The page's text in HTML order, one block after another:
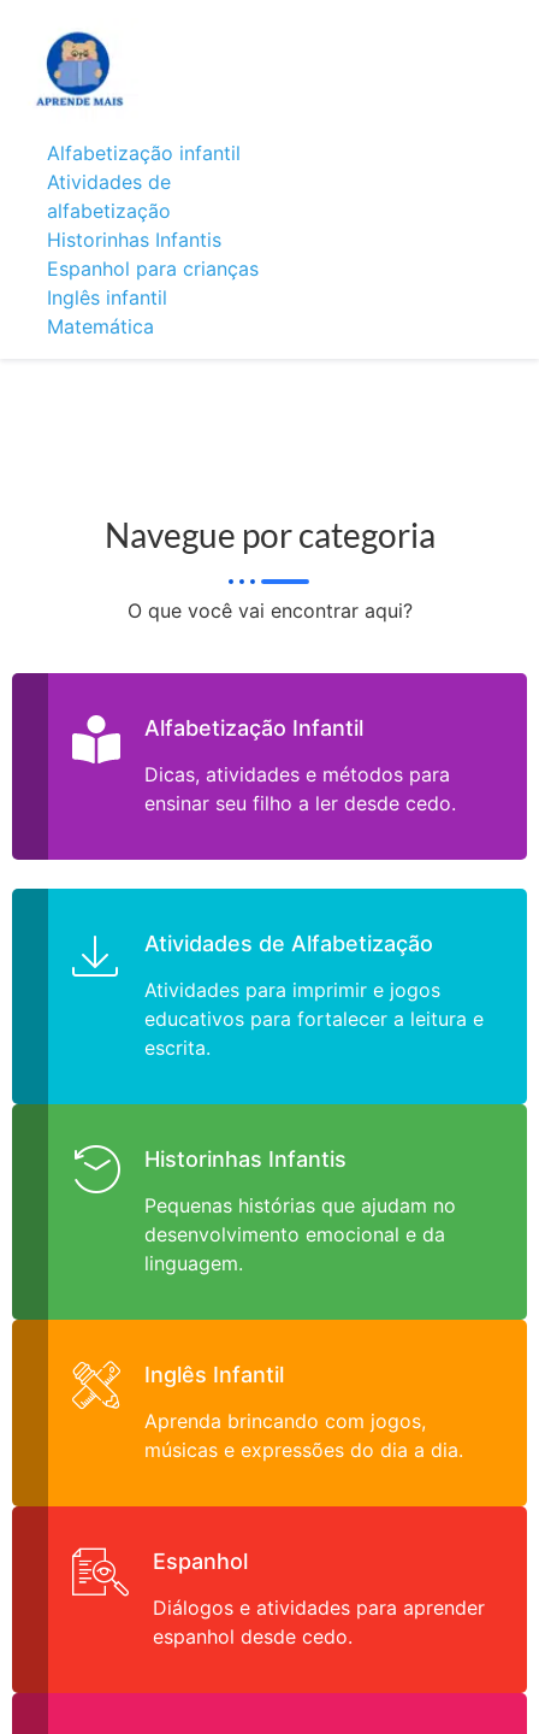
Alfabetização infantil
Atividades de
alfabetização
Historinhas Infantis
Espanhol para crianças
Inglês infantil
Matemática
Navegue por categoria
O que você vai encontrar aqui?
Alfabetização Infantil
Dicas, atividades e métodos para
ensinar seu filho a ler desde cedo.
Atividades de Alfabetização
Atividades para imprimir e jogos
educativos para fortalecer a leitura e
escrita.
Historinhas Infantis
Pequenas histórias que ajudam no
desenvolvimento emocional e da
linguagem.
Inglês Infantil
Aprenda brincando com jogos,
músicas e expressões do dia a dia.
Espanhol
Diálogos e atividades para aprender
espanhol desde cedo.